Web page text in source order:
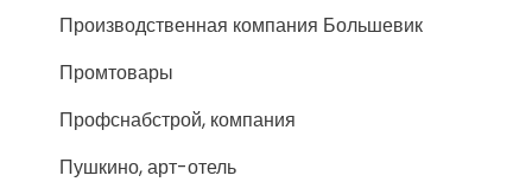
Производственная компания Большевик
Промтовары
Профснабстрой, компания
Пушкино, арт-отель